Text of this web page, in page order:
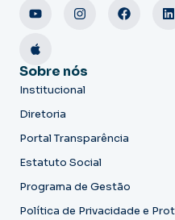
Sobre nós
Institucional
Diretoria
Portal Transparência
Estatuto Social
Programa de Gestão
Política de Privacidade e